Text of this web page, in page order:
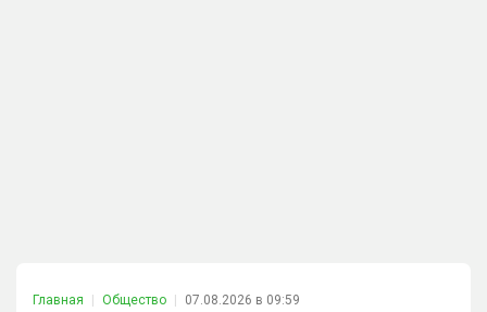
Главная Общество 07.08.2026 в 09:59